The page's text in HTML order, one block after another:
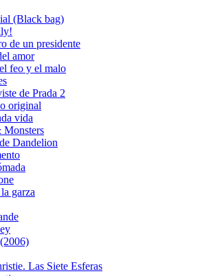
(Black bag)
de un presidente
amor
feo y el malo
de Prada 2
original
vida
Dandelion
garza
Las Siete Esferas